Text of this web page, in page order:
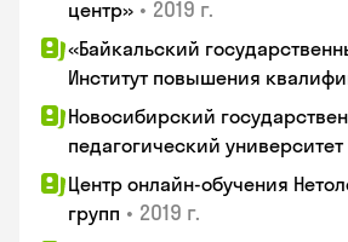
центр» • 2019 г.
«Байкальский
Институт повышения
Новосибирский
педагогический университет
Центр онлайн-обучения
групп • 2019 г.